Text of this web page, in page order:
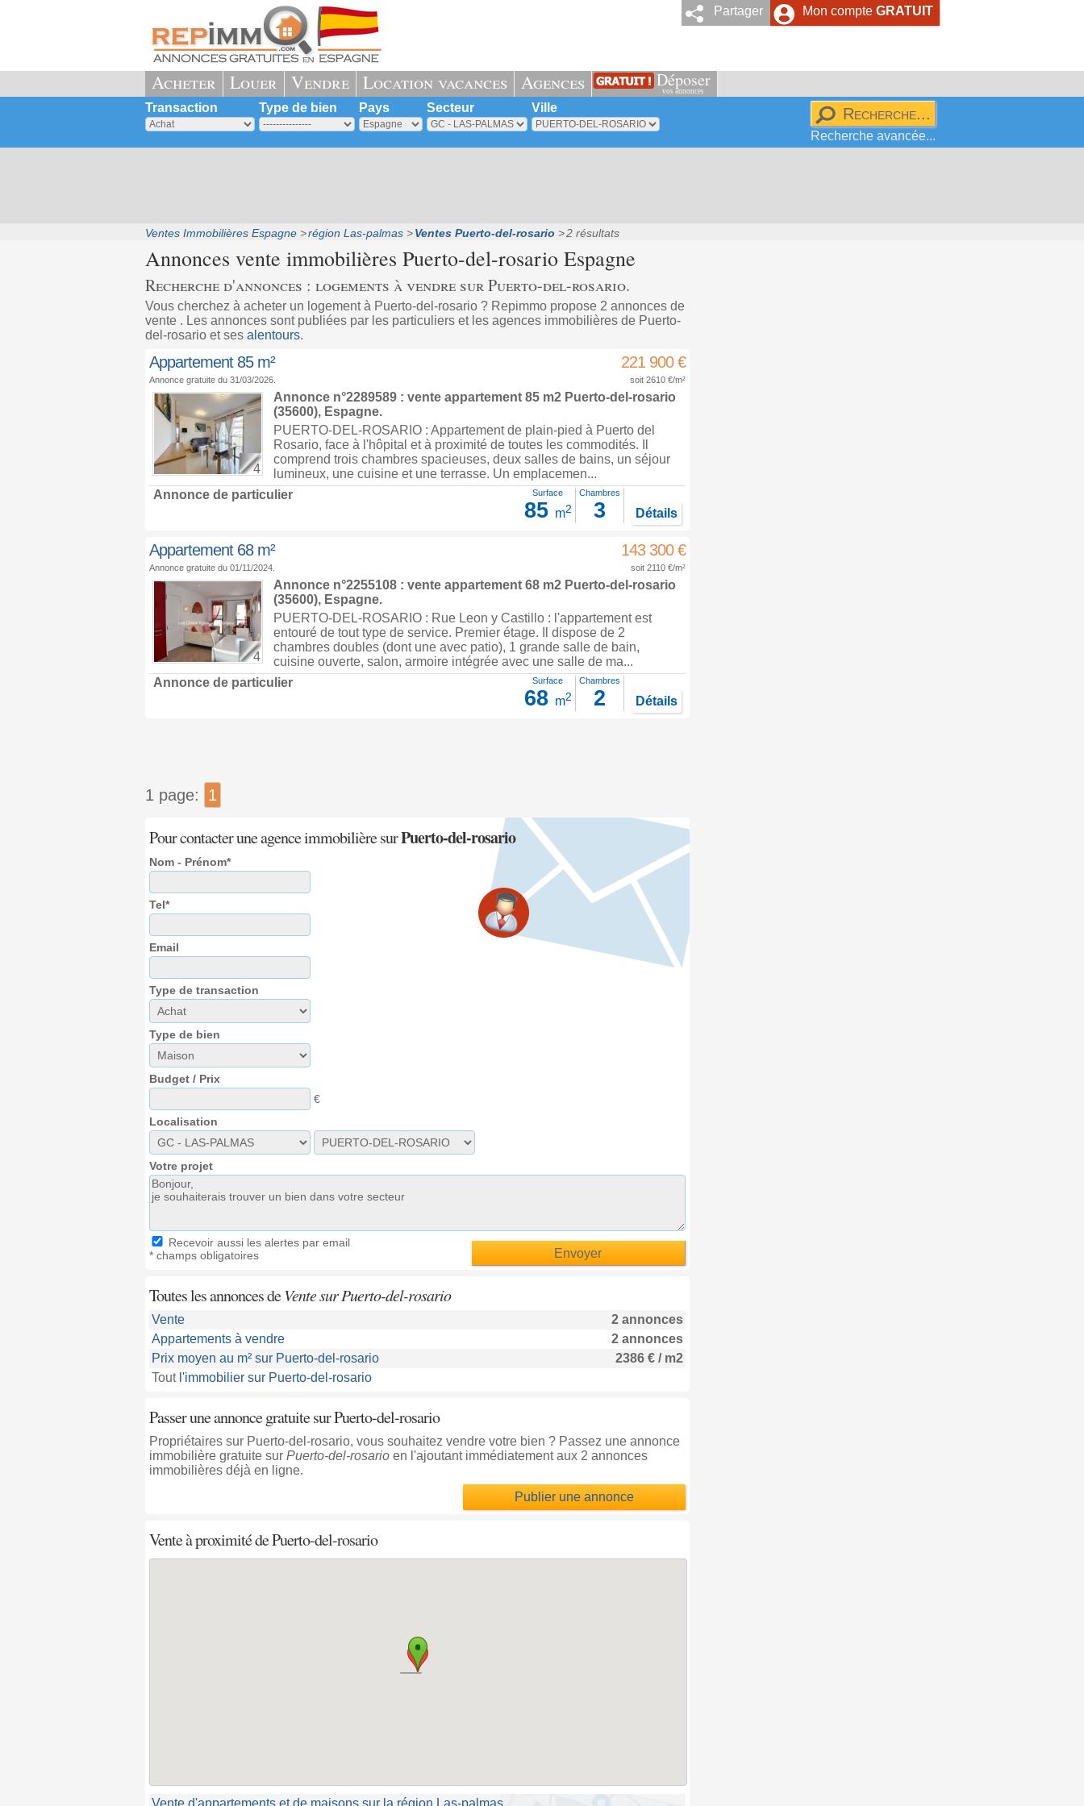
Mon compte GRATUIT
Partager
Acheter Louer Vendre Location vacances Agences Déposer
vos annonces
Transaction Type de bien Pays Secteur Ville
Recherche avancée...
Ventes Immobilières Espagne région Las-palmas Ventes Puerto-del-rosario 2 résultats
Annonces vente immobilières Puerto-del-rosarioEspagne
Recherche d'annonces : logements à vendre sur Puerto-del-rosario.
Vous cherchez à acheter un logement à Puerto-del-rosario ? Repimmo propose 2 annonces de
vente . Les annonces sont publiées par les particuliers et les agences immobilières de Puerto-
del-rosario et ses alentours.
Appartement 85 m² 221 900 €
Annonce gratuite du 31/03/2026. soit 2610 €/m²
4
Annonce n°2289589 : vente appartement 85 m2 Puerto-del-rosario
(35600), Espagne.
PUERTO-DEL-ROSARIO : Appartement de plain-pied à Puerto del
Rosario, face à l'hôpital et à proximité de toutes les commodités. Il
comprend trois chambres spacieuses, deux salles de bains, un séjour
lumineux, une cuisine et une terrasse. Un emplacemen...
Annonce de particulier
Surface
85 m2
Chambres
3 Détails
Appartement 68 m² 143 300 €
Annonce gratuite du 01/11/2024. soit 2110 €/m²
4
Annonce n°2255108 : vente appartement 68 m2 Puerto-del-rosario
(35600), Espagne.
PUERTO-DEL-ROSARIO : Rue Leon y Castillo : l'appartement est
entouré de tout type de service. Premier étage. Il dispose de 2
chambres doubles (dont une avec patio), 1 grande salle de bain,
cuisine ouverte, salon, armoire intégrée avec une salle de ma...
Annonce de particulier
Surface
68 m2
Chambres
2 Détails
1 page: 1
Pour contacter une agence immobilière surPuerto-del-rosario
Nom - Prénom*
Tel*
Email
Type de transaction
Type de bien
Budget / Prix
€
Localisation
Votre projet
Recevoir aussi les alertes par email
* champs obligatoires
Toutes les annonces deVente sur Puerto-del-rosario
Vente
2 annonces
Appartements à vendre
2 annonces
Prix moyen au m² sur Puerto-del-rosario
2386 € / m2
Tout l'immobilier sur Puerto-del-rosario
Passer une annonce gratuite sur Puerto-del-rosario
Propriétaires sur Puerto-del-rosario, vous souhaitez vendre votre bien ? Passez une annonce
immobilière gratuite sur Puerto-del-rosarioen l'ajoutant immédiatement aux 2 annonces
immobilières déjà en ligne.
Publier une annonce
Vente à proximitéde Puerto-del-rosario
Vente d'appartements et de maisons sur la région Las-palmas